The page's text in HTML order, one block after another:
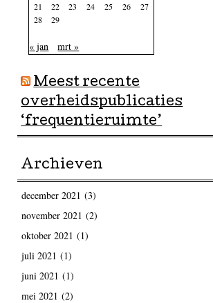
21
22 23 24 25 26
27
28
29
« jan mrt »
Meest recente
overheidspublicaties
‘frequentieruimte’
Archieven
december 2021 (3)
november 2021 (2)
oktober 2021 (1)
juli 2021 (1)
juni 2021 (1)
mei 2021 (2)